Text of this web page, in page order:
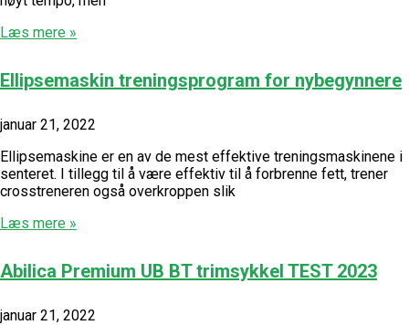
Læs mere »
Ellipsemaskin treningsprogram for nybegynnere
januar 21, 2022
Ellipsemaskine er en av de mest effektive treningsmaskinene i
senteret. I tillegg til å være effektiv til å forbrenne fett, trener
crosstreneren også overkroppen slik
Læs mere »
Abilica Premium UB BT trimsykkel TEST 2023
januar 21, 2022